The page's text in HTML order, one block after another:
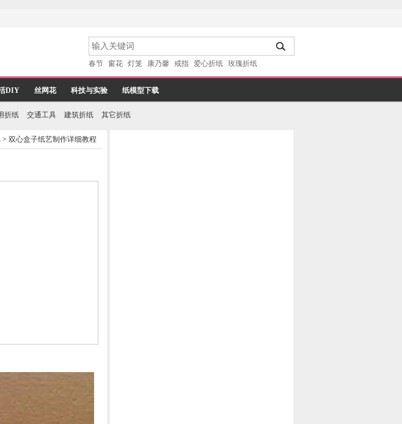
春节 窗花 灯笼 康乃馨 戒指 爱心折纸 玫瑰折纸
DIY 丝网花 科技与实验 纸模型下载
折纸 交通工具 建筑折纸 其它折纸
>双心盒子纸艺制作详细教程